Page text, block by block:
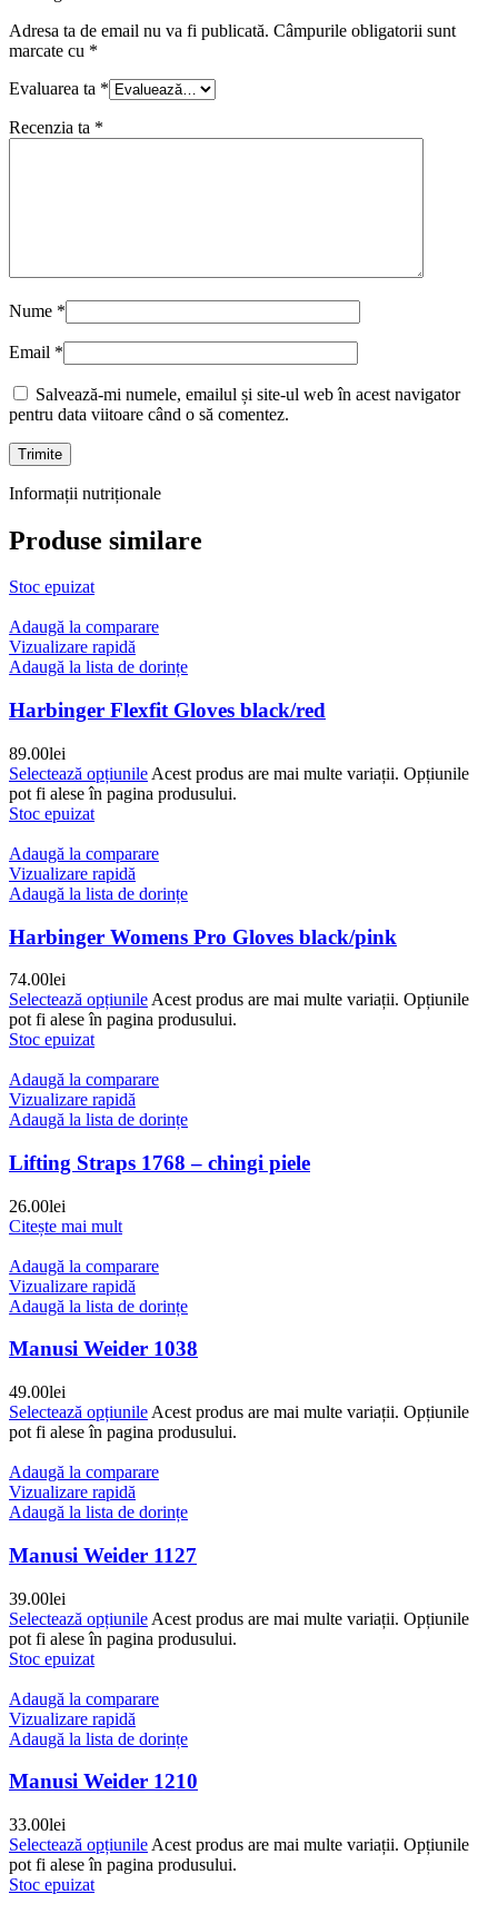
Adresa ta de email nu va fi publicată. Câmpurile obligatorii sunt
marcate cu *
Evaluarea ta *
Recenzia ta *
Nume *
Email *
Salvează-mi numele, emailul și site-ul web în acest navigator
pentru data viitoare când o să comentez.
Informații nutriționale
Produse similare
Stoc epuizat
Adaugă la comparare
Vizualizare rapidă
Adaugă la lista de dorințe
Harbinger Flexfit Gloves black/red
89.00lei
Selectează opțiunile Acest produs are mai multe variații. Opțiunile
pot fi alese în pagina produsului.
Stoc epuizat
Adaugă la comparare
Vizualizare rapidă
Adaugă la lista de dorințe
Harbinger Womens Pro Gloves black/pink
74.00lei
Selectează opțiunile Acest produs are mai multe variații. Opțiunile
pot fi alese în pagina produsului.
Stoc epuizat
Adaugă la comparare
Vizualizare rapidă
Adaugă la lista de dorințe
Lifting Straps 1768 – chingi piele
26.00lei
Citește mai mult
Adaugă la comparare
Vizualizare rapidă
Adaugă la lista de dorințe
Manusi Weider 1038
49.00lei
Selectează opțiunile Acest produs are mai multe variații. Opțiunile
pot fi alese în pagina produsului.
Adaugă la comparare
Vizualizare rapidă
Adaugă la lista de dorințe
Manusi Weider 1127
39.00lei
Selectează opțiunile Acest produs are mai multe variații. Opțiunile
pot fi alese în pagina produsului.
Stoc epuizat
Adaugă la comparare
Vizualizare rapidă
Adaugă la lista de dorințe
Manusi Weider 1210
33.00lei
Selectează opțiunile Acest produs are mai multe variații. Opțiunile
pot fi alese în pagina produsului.
Stoc epuizat